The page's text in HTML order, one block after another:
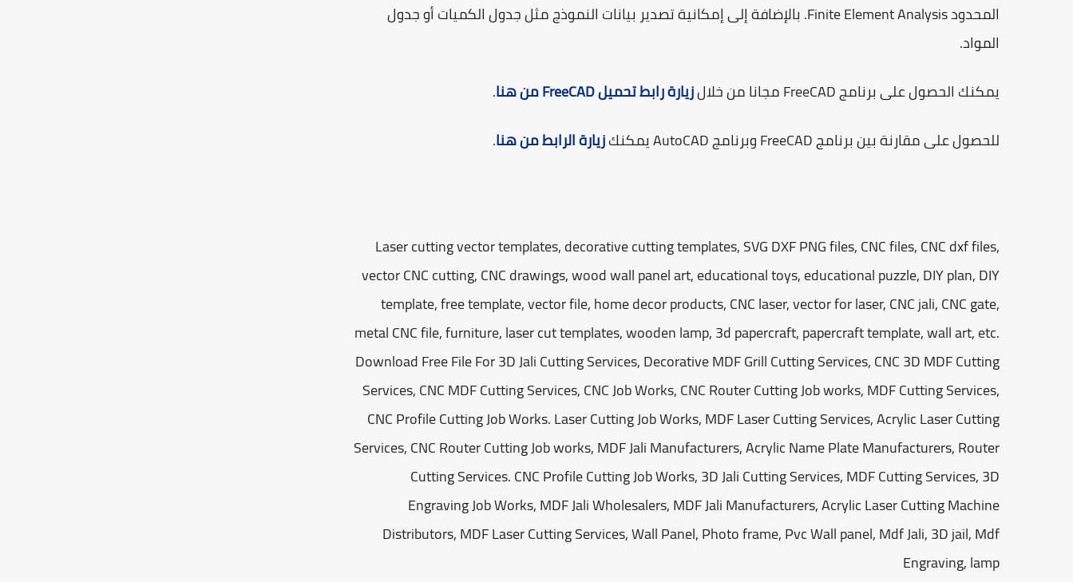
المحدود Finite Element Analysis
. بالإضافة إلى إمكانية تصدير بيانات النموذج مثلجدول الكميات أو جدول
المواد.
يمكنك الحصول على برنامج FreeCAD مجانا من خلال
زيارة رابط تحميل FreeCAD من هنا
.
للحصول على مقارنة بين برنامج FreeCAD وبرنامج AutoCAD يمكنك
زيارة الرابط من هنا.
Laser cutting vector templates, decorative cutting templates, SVG DXF PNG files, CNC files, CNC dxf files,
vector CNC cutting, CNC drawings, wood wall panel art, educational toys, educational puzzle, DIY plan, DIY
template, free template, vector file, home decor products, CNC laser, vector for laser, CNC jali, CNC gate,
metal CNC file, furniture, laser cut templates, wooden lamp, 3d papercraft, papercraft template, wall art, etc.
Download Free File For 3D Jali Cutting Services, Decorative MDF Grill Cutting Services, CNC 3D MDF Cutting
Services, CNC MDF Cutting Services, CNC Job Works, CNC Router Cutting Job works, MDF Cutting Services,
CNC Profile Cutting Job Works. Laser Cutting Job Works, MDF Laser Cutting Services, Acrylic Laser Cutting
Services, CNC Router Cutting Job works, MDF Jali Manufacturers, Acrylic Name Plate Manufacturers, Router
Cutting Services. CNC Profile Cutting Job Works, 3D Jali Cutting Services, MDF Cutting Services, 3D
Engraving Job Works, MDF Jali Wholesalers, MDF Jali Manufacturers, Acrylic Laser Cutting Machine
Distributors, MDF Laser Cutting Services, Wall Panel, Photo frame, Pvc Wall panel, Mdf Jali, 3D jail, Mdf
Engraving, lamp